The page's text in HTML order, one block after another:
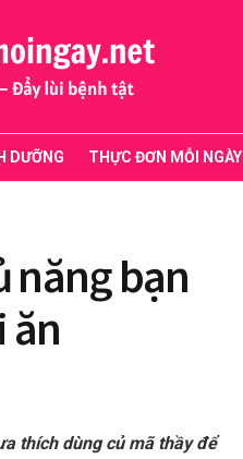
DƯỠNG THỰC ĐƠN MỖI NGÀY
năng bạn
ăn
thích dùng củ mã thầy để